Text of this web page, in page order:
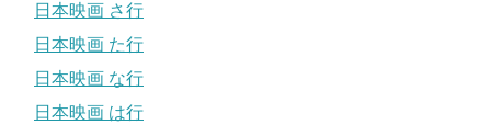
日本映画 さ行
日本映画 た行
日本映画 な行
日本映画 は行